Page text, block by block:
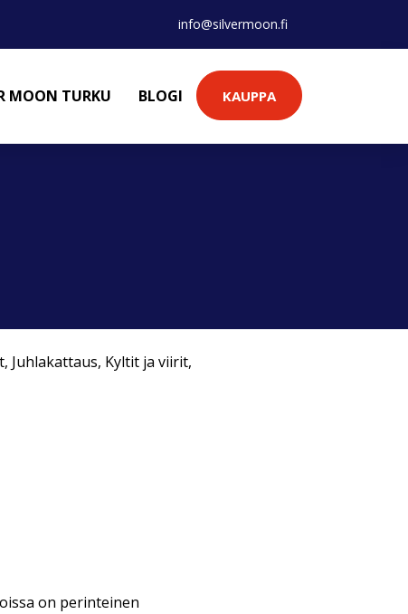
info@silvermoon.fi
MOON TURKU BLOGI KAUPPA
, Juhlakattaus, Kyltit ja viirit,
on perinteinen